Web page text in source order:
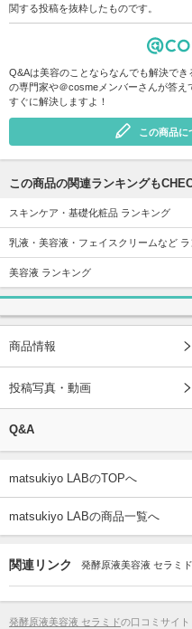
関する投稿を抜粋したものです。
Q&Aは美容のことならなんでも解決で
の専門家や＠cosmeメンバーさんが答
すぐに解決しますよ！
この商品に
この商品の関連ランキングも
スキンケア・基礎化粧品 ランキング
乳液・美容液・フェイスクリームなど
美容液 ランキング
商品情報
投稿写真・動画
Q&A
matsukiyo LABのTOPへ
matsukiyo LABの商品一覧へ
関連リンク 発酵原液美容液 セラミド
発酵原液美容液 セラミドの口コミサイト